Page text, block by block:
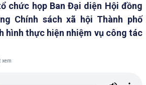
chức họp Ban Đại diện Hội đồng
Chính sách xã hội Thành phố
hình thực hiện nhiệm vụ công tác
xem